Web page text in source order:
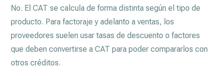
No. El CAT se calcula de forma distinta según el tipo de
producto. Para factoraje y adelanto a ventas, los
proveedores suelen usar tasas de descuento o factores
que deben convertirse a CAT para poder compararlos con
otros créditos.